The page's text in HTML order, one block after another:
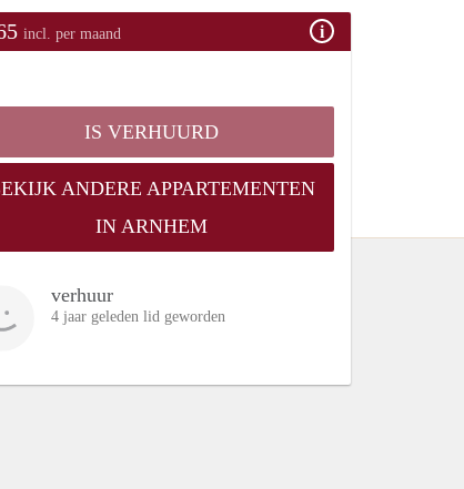
incl. per maand
IS VERHUURD
ANDERE APPARTEMENTEN
IN ARNHEM
verhuur
4 jaar geleden lid geworden